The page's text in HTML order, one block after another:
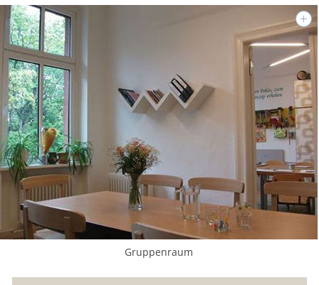
Gruppenraum